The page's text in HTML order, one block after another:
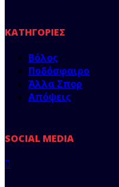
ΚΑΤΗΓΟΡΊΕΣ
Βόλος
Ποδόσφαιρο
Άλλα Σπορ
Απόψεις
SOCIAL MEDIA